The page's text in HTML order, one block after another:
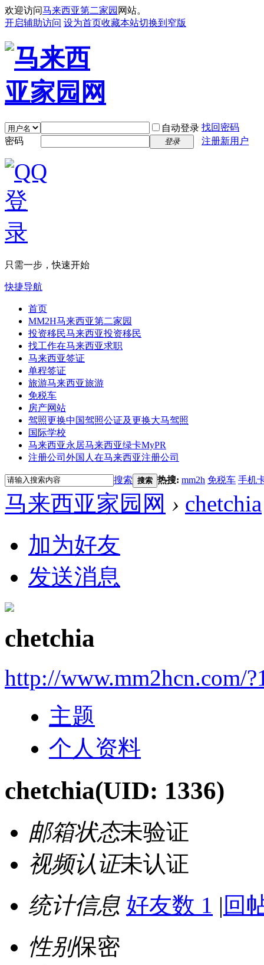
欢迎访问马来西亚第二家园 网站。
开启辅助访问 设为首页收藏本站切换到窄版
自动登录 找回密码
密码
登录 注册新用户
只需一步，快速开始
快捷导航
首页
MM2H马来西亚第二家园
投资移民马来西亚投资移民
找工作在马来西亚求职
马来西亚签证
单程签证
旅游马来西亚旅游
免税车
房产网站
驾照更换中国驾照公证及更换大马驾照
国际学校
马来西亚永居马来西亚绿卡MyPR
注册公司 外国人在马来西亚注册公司
搜索 搜索 热搜: mm2h 免税车 手机
马来西亚家园网 › chetchia
加为好友
发送消息
chetchia
http://www.mm2hcn.com/
主题
个人资料
chetchia(UID: 1336)
邮箱状态未验证
视频认证未认证
统计信息 好友数 1 | 回
性别保密